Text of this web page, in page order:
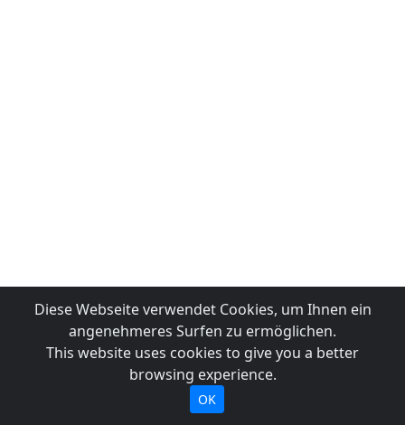
Diese Webseite verwendet Cookies, um Ihnen ein
angenehmeres Surfen zu ermöglichen.
This website uses cookies to give you a better
browsing experience.
OK